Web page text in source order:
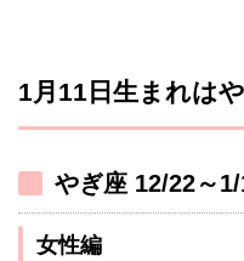
1月11日生まれは
やぎ座 12/22～
女性編